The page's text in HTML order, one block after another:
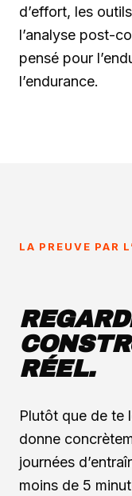
d’effort, les
l’analyse post-
pensé pour
l’endurance.
LA PREUVE PAR
RÉEL.
Plutôt que de te
donne
journées
moins de 5